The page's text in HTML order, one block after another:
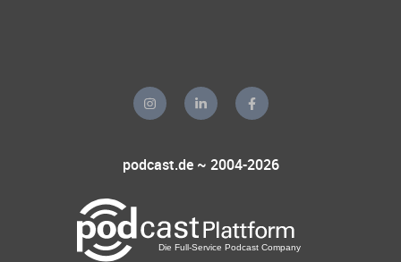
podcast.de ~ 2004-2026